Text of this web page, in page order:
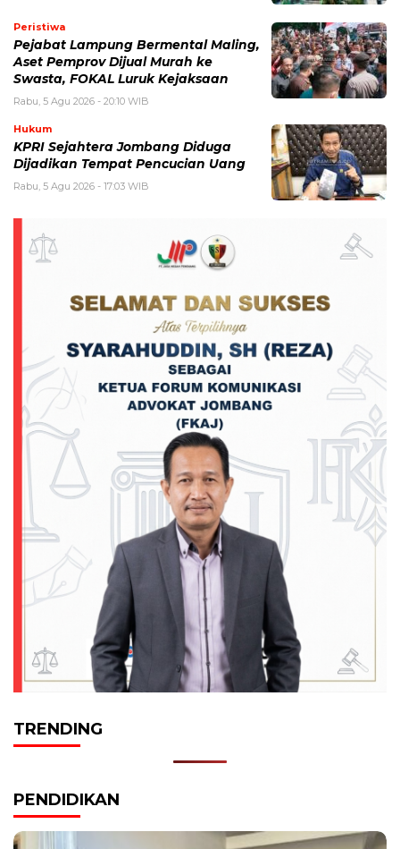
Peristiwa
Pejabat Lampung Bermental Maling,
Aset Pemprov Dijual Murah ke
Swasta, FOKAL Luruk Kejaksaan
Rabu, 5 Agu 2026 - 20:10 WIB
Hukum
KPRI Sejahtera Jombang Diduga
Dijadikan Tempat Pencucian Uang
Rabu, 5 Agu 2026 - 17:03 WIB
TRENDING
PENDIDIKAN